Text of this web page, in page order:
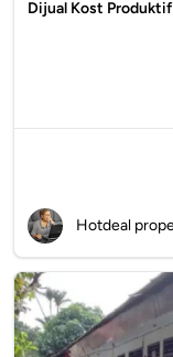
Dijual Kost
Hotdeal